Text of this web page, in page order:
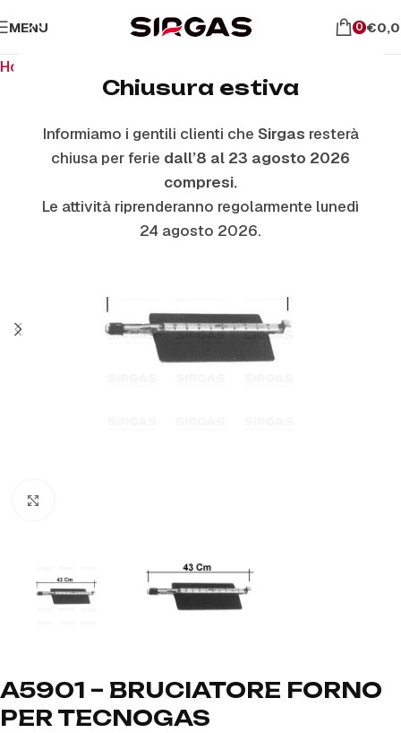
Chiusura estiva
Informiamo i gentili clienti che Sirgas resterà
chiusa per ferie dall’8 al 23 agosto 2026
compresi.
Le attività riprenderanno regolarmente lunedì
24 agosto 2026.
MENU 0 €
Home
ESAURITO
A5901 – BRUCIATORE FORNO
PER TECNOGAS